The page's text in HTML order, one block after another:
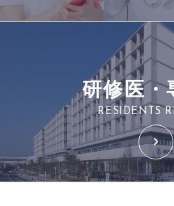
研修医・
RESIDENTS